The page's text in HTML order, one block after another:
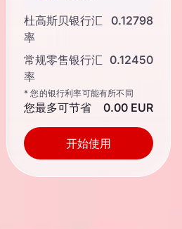
杜高斯贝银行汇
率
0.12798
常规零售银行汇
率
0.12450
* 您的银行利率可能有所不同
您最多可节省 0.00 EUR
开始使用